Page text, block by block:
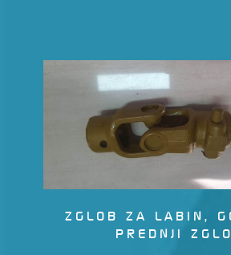
ZGLOB ZA LABIN,
PREDNJI